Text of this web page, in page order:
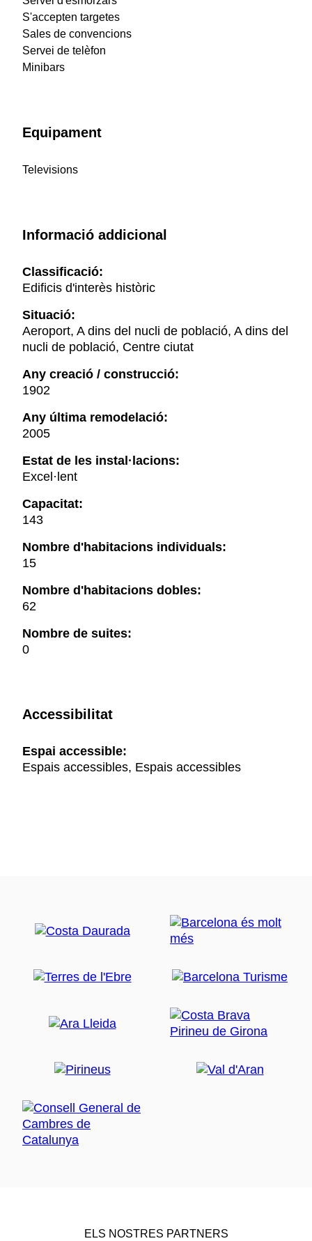
S'accepten targetes
Sales de convencions
Servei de telèfon
Minibars
Equipament
Televisions
Informació addicional
Classificació:
Edificis d'interès històric
Situació:
Aeroport, A dins del nucli de població, A dins del
nucli de població, Centre ciutat
Any creació / construcció:
1902
Any última remodelació:
2005
Estat de les instal·lacions:
Excel·lent
Capacitat:
143
Nombre d'habitacions individuals:
15
Nombre d'habitacions dobles:
62
Nombre de suites:
0
Accessibilitat
Espai accessible:
Espais accessibles, Espais accessibles
ELS NOSTRES PARTNERS